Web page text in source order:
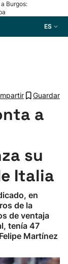
Burgos:
ES
Guardar
a
su
Italia
en
de la
de ventaja
tenía 47
Martínez